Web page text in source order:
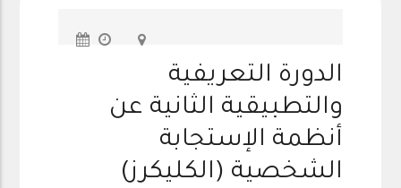
الدورة التعريفية
والتطبيقية الثانية عن
أنظمة الإستجابة
الشخصية (الكليكرز)